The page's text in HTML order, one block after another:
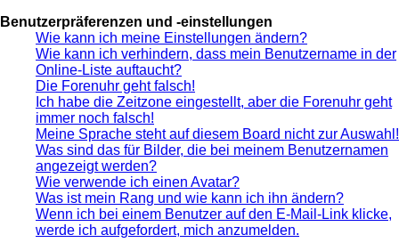
Benutzerpräferenzen und -einstellungen
Wie kann ich meine Einstellungen ändern?
Wie kann ich verhindern, dass mein Benutzername in der
Online-Liste auftaucht?
Die Forenuhr geht falsch!
Ich habe die Zeitzone eingestellt, aber die Forenuhr geht
immer noch falsch!
Meine Sprache steht auf diesem Board nicht zur Auswahl!
Was sind das für Bilder, die bei meinem Benutzernamen
angezeigt werden?
Wie verwende ich einen Avatar?
Was ist mein Rang und wie kann ich ihn ändern?
Wenn ich bei einem Benutzer auf den E-Mail-Link klicke,
werde ich aufgefordert, mich anzumelden.